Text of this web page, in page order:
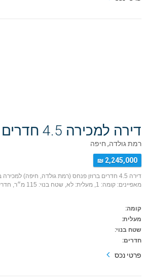
דירה למכירה 4.5 חדרים ברוזן פנחס
רמת גולדה, חיפה
2,245,000 ₪
מאפיינים: קומה: 1, מעלית: לא, שטח בנוי: 115 מ״ר, חדרים: 4.5
קומה:
מעלית:
שטח בנוי:
חדרים:
פרטי נכס